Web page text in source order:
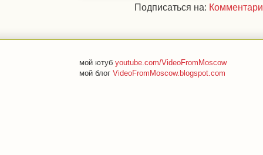
Подписаться на:
мой ютуб youtube.com/VideoFromMoscow
мой блог VideoFromMoscow.blogspot.com